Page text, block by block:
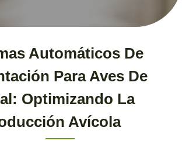
Automáticos De
Para Aves De
Optimizando La
Avícola